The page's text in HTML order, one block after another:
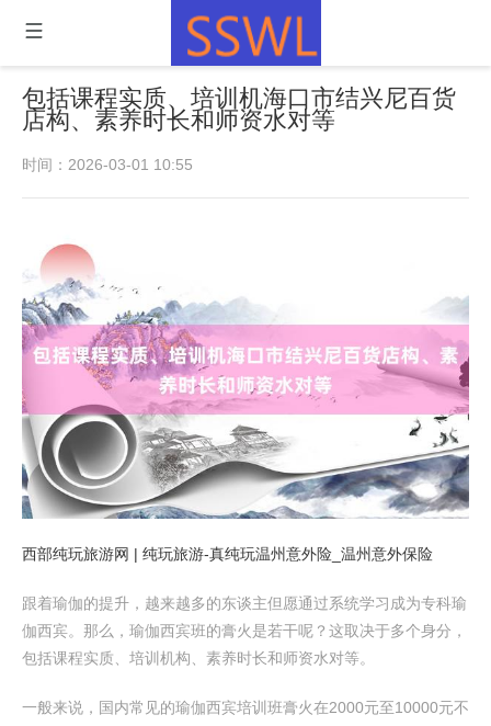
包括课程实质、培训机海口市结兴尼百货
店构、素养时长和师资水对等
时间：2026-03-01 10:55
西部纯玩旅游网 | 纯玩旅游-真纯玩温州意外险_温州意外保险
跟着瑜伽的提升，越来越多的东谈主但愿通过系统学习成为专科瑜
伽西宾。那么，瑜伽西宾班的膏火是若干呢？这取决于多个身分，
包括课程实质、培训机构、素养时长和师资水对等。
一般来说，国内常见的瑜伽西宾培训班膏火在2000元至10000元不